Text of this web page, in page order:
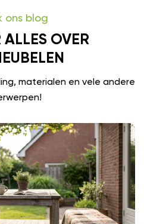
ons blog
ALLES OVER
materialen en vele andere